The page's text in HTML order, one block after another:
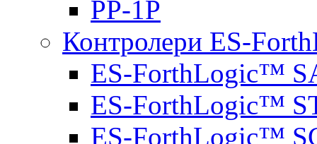
PP-1P
Контролери ES-
ES-ForthLogic™
ES-ForthLogic™
ES-ForthLogic™